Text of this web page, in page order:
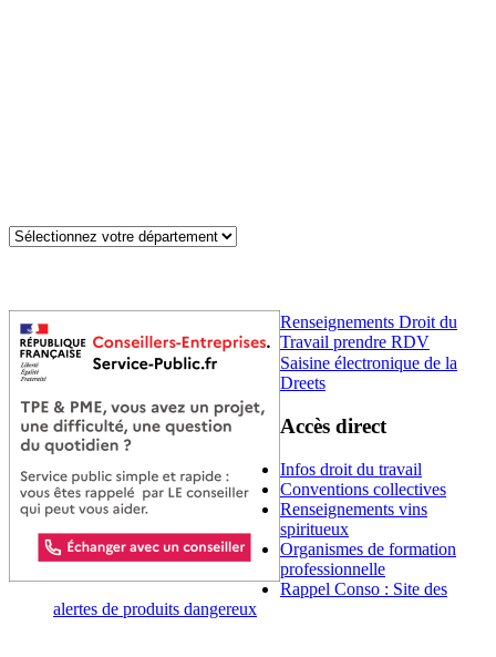
Renseignements Droit du
Travail prendre RDV
Saisine électronique de la
Dreets
Accès direct
Infos droit du travail
Conventions collectives
Renseignements vins
spiritueux
Organismes de formation
professionnelle
Rappel Conso : Site des
alertes de produits dangereux